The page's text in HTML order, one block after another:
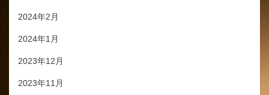
2024年2月
2024年1月
2023年12月
2023年11月